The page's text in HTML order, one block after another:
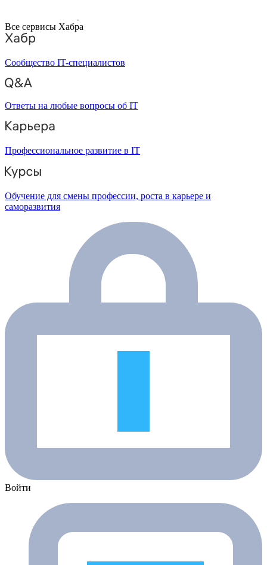
Все сервисы Хабра
Сообщество IT-специалистов
Ответы на любые вопросы об IT
Профессиональное развитие в IT
Обучение для смены профессии, роста в карьере и
саморазвития
Войти